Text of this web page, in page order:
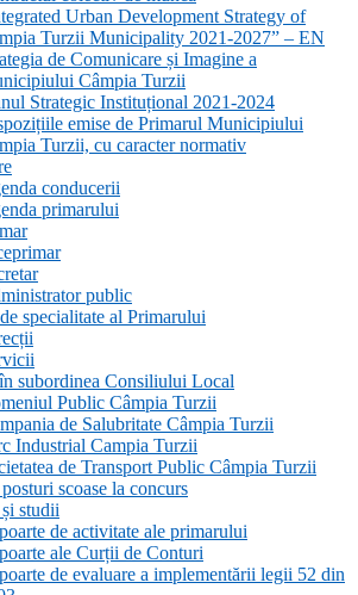
Urban Development Strategy of
Turzii Municipality 2021-2027” – EN
de Comunicare și Imagine a
Câmpia Turzii
Strategic Instituțional 2021-2024
emise de Primarul Municipiului
Turzii, cu caracter normativ
conducerii
primarului
public
specialitate al Primarului
subordinea Consiliului Local
Public Câmpia Turzii
de Salubritate Câmpia Turzii
Industrial Campia Turzii
de Transport Public Câmpia Turzii
scoase la concurs
studii
de activitate ale primarului
ale Curții de Conturi
de evaluare a implementării legii 52 din